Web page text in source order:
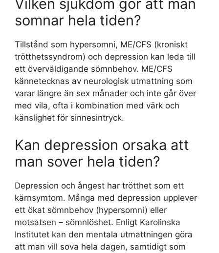
Vilken sjukdom gör att man
somnar hela tiden?
Tillstånd som hypersomni, ME/CFS (kroniskt
trötthetssyndrom) och depression kan leda till
ett överväldigande sömnbehov. ME/CFS
kännetecknas av neurologisk utmattning som
varar längre än sex månader och inte går över
med vila, ofta i kombination med värk och
känslighet för sinnesintryck.
Kan depression orsaka att
man sover hela tiden?
Depression och ångest har trötthet som ett
kärnsymtom. Många med depression upplever
ett ökat sömnbehov (hypersomni) eller
motsatsen – sömnlöshet. Enligt Karolinska
Institutet kan den mentala utmattningen göra
att man vill sova hela dagen, samtidigt som